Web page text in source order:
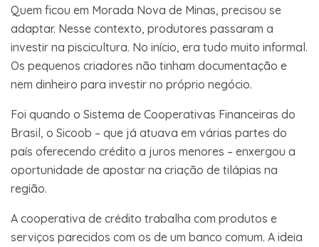
Quem ficou em Morada Nova de Minas, precisou se
adaptar. Nesse contexto, produtores passaram a
investir na piscicultura. No início, era tudo muito informal.
Os pequenos criadores não tinham documentação e
nem dinheiro para investir no próprio negócio.
Foi quando o Sistema de Cooperativas Financeiras do
Brasil, o Sicoob – que já atuava em várias partes do
país oferecendo crédito a juros menores – enxergou a
oportunidade de apostar na criação de tilápias na
região.
A cooperativa de crédito trabalha com produtos e
serviços parecidos com os de um banco comum. A ideia